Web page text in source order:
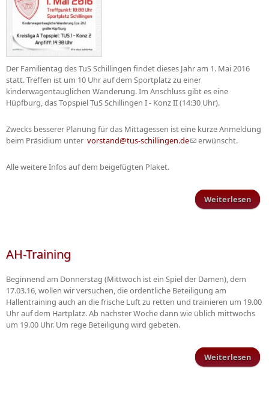
Der Familientag des TuS Schillingen findet dieses Jahr am 1. Mai 2016
statt. Treffen ist um 10 Uhr auf dem Sportplatz zu einer
kinderwagentauglichen Wanderung. Im Anschluss gibt es eine
Hüpfburg, das Topspiel TuS Schillingen I - Konz II (14:30 Uhr).
Zwecks besserer Planung für das Mittagessen ist eine kurze Anmeldung
beim Präsidium unter vorstand@tus-schillingen.de(Link sendet E-Mail)
erwünscht.
Alle weitere Infos auf dem beigefügten Plaket.
Weiterlesen
AH-Training
Beginnend am Donnerstag (Mittwoch ist ein Spiel der Damen), dem
17.03.16, wollen wir versuchen, die ordentliche Beteiligung am
Hallentraining auch an die frische Luft zu retten und trainieren um 19.00
Uhr auf dem Hartplatz. Ab nächster Woche dann wie üblich mittwochs
um 19.00 Uhr. Um rege Beteiligung wird gebeten.
Weiterlesen